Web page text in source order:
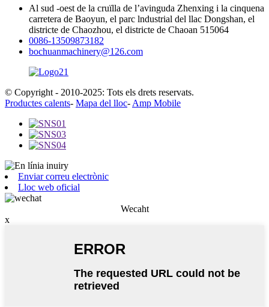
Al sud -oest de la cruïlla de l’avinguda Zhenxing i la cinquena
carretera de Baoyun, el parc lndustrial del llac Dongshan, el
districte de Chaozhou, el districte de Chaoan 515064
0086-13509873182
bochuanmachinery@126.com
© Copyright - 2010-2025: Tots els drets reservats.
Productes calents- Mapa del lloc- Amp Mobile
Enviar correu electrònic
Lloc web oficial
Wecaht
x